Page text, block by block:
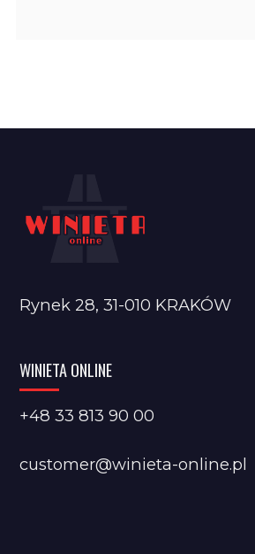
Rynek 28, 31-010 KRAKÓW
WINIETA ONLINE
+48 33 813 90 00
customer@winieta-online.pl